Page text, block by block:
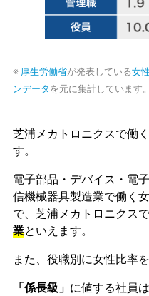
※ 厚生労働省が発表している女
ンデータ を元に集計しています。
芝浦メカトロニクスで働
す。
電子部品・デバイス・電
信機械器具製造業で働く
で、芝浦メカトロニクス
業といえます。
また、役職別に女性比率
「係長級」 に値する社員